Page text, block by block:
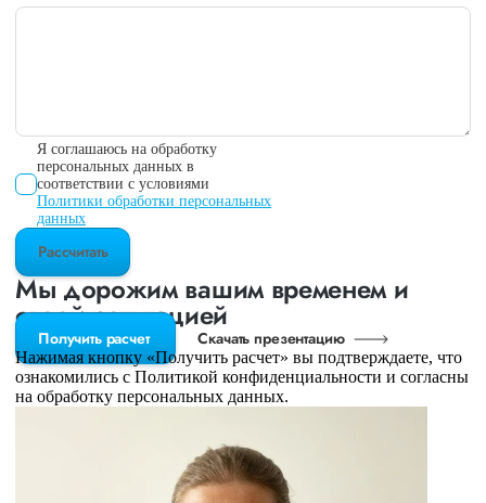
Я соглашаюсь на обработку
персональных данных в
соответствии с условиями
Политики обработки персональных
данных
Рассчитать
Мы дорожим вашим временем и
своей репутацией
Получить расчет Скачать презентацию
Нажимая кнопку «Получить расчет» вы подтверждаете, что
ознакомились с Политикой конфиденциальности и согласны
на обработку персональных данных.